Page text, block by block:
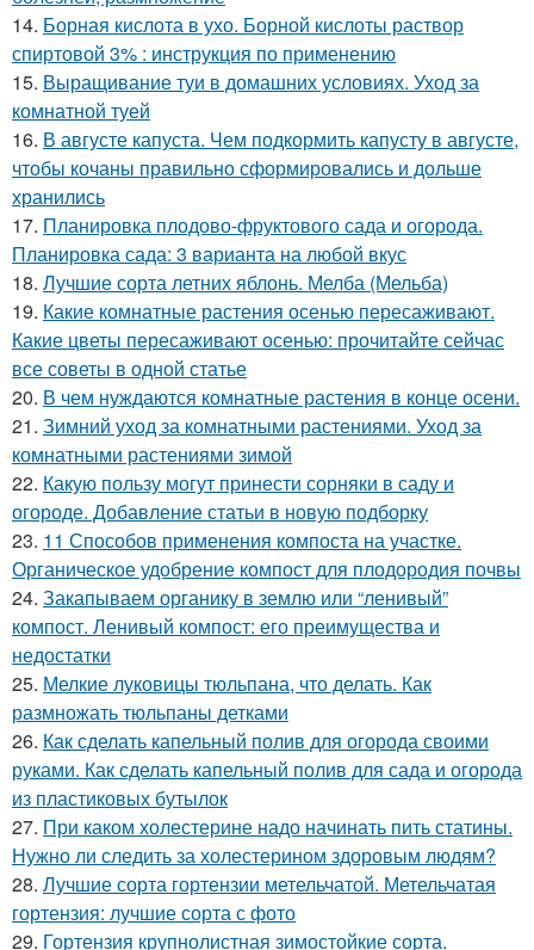
14. Борная кислота в ухо. Борной кислоты раствор
спиртовой 3% : инструкция по применению
15. Выращивание туи в домашних условиях. Уход за
комнатной туей
16. В августе капуста. Чем подкормить капусту в августе,
чтобы кочаны правильно сформировались и дольше
хранились
17. Планировка плодово-фруктового сада и огорода.
Планировка сада: 3 варианта на любой вкус
18. Лучшие сорта летних яблонь. Мелба (Мельба)
19. Какие комнатные растения осенью пересаживают.
Какие цветы пересаживают осенью: прочитайте сейчас
все советы в одной статье
20. В чем нуждаются комнатные растения в конце осени.
21. Зимний уход за комнатными растениями. Уход за
комнатными растениями зимой
22. Какую пользу могут принести сорняки в саду и
огороде. Добавление статьи в новую подборку
23. 11 Способов применения компоста на участке.
Органическое удобрение компост для плодородия почвы
24. Закапываем органику в землю или “ленивый”
компост. Ленивый компост: его преимущества и
недостатки
25. Мелкие луковицы тюльпана, что делать. Как
размножать тюльпаны детками
26. Как сделать капельный полив для огорода своими
руками. Как сделать капельный полив для сада и огорода
из пластиковых бутылок
27. При каком холестерине надо начинать пить статины.
Нужно ли следить за холестерином здоровым людям?
28. Лучшие сорта гортензии метельчатой. Метельчатая
гортензия: лучшие сорта с фото
29. Гортензия крупнолистная зимостойкие сорта.